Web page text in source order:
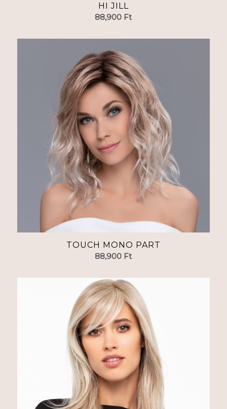
HI JILL
88,900 Ft
TOUCH MONO PART
88,900 Ft